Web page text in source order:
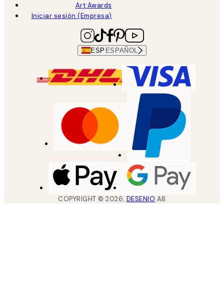
Art Awards
Iniciar sesión (Empresa)
ESP ESPAÑOL
COPYRIGHT ©2026, DESENIO AB